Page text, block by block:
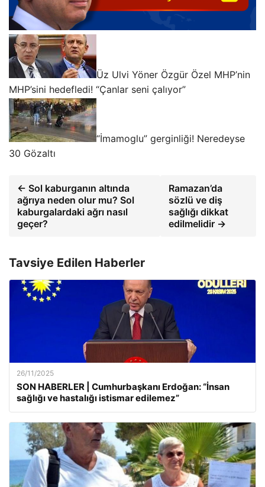
Üz Ulvi Yöner Özgür Özel MHP’nin
MHP’sini hedefledi! “Çanlar seni çalıyor”
“İmamoglu” gerginliği! Neredeyse
30 Gözaltı
← Sol kaburganın altında
ağrıya neden olur mu? Sol
kaburgalardaki ağrı nasıl
geçer?
Ramazan’da
sözlü ve diş
sağlığı dikkat
edilmelidir →
Tavsiye Edilen Haberler
26/11/2025
SON HABERLER | Cumhurbaşkanı Erdoğan: “İnsan
sağlığı ve hastalığı istismar edilemez”